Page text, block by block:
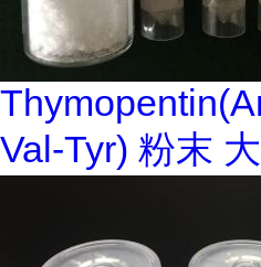
Val-Tyr) 粉末